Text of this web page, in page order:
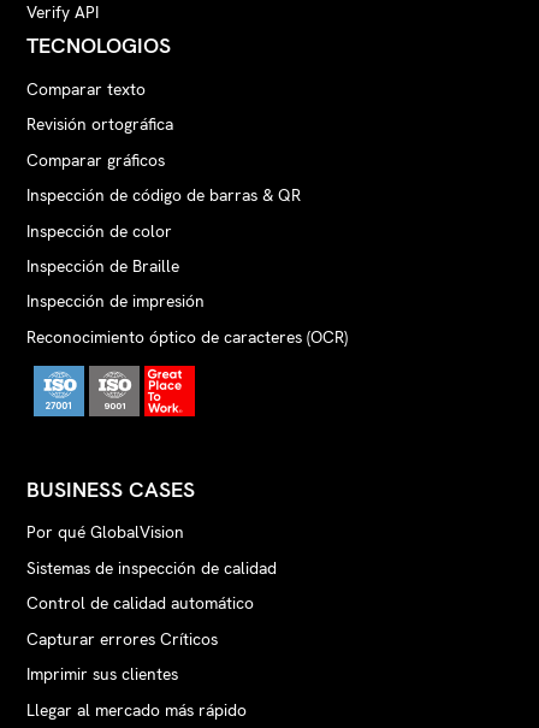
Esko Automation Engine:
GlobalVision y Esko se han
empresas de impresión y
empaquetado a lograr la
excelencia del flujo de trabajo.
acceder fácilmente al conjunto
de capacidades de inspección de
GlobalVision desde el Motor
Automático de Esko. La
módulos de inspección de
GlobalVision (Texto, Gráfico,
Código de barras, Control de
Motor de Automatización de
Verify API
TECNOLOGIOS
Comparar texto
Revisión ortográfica
Comparar gráficos
Inspección de código de barras & QR
Inspección de color
Inspección de Braille
Inspección de impresión
Reconocimiento óptico de caracteres (OCR)
BUSINESS CASES
Por qué GlobalVision
Sistemas de inspección de calidad
Control de calidad automático
Capturar errores Críticos
Imprimir sus clientes
Llegar al mercado más rápido